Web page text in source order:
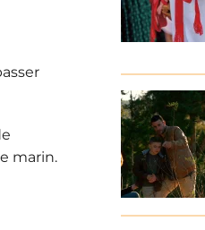
marin.